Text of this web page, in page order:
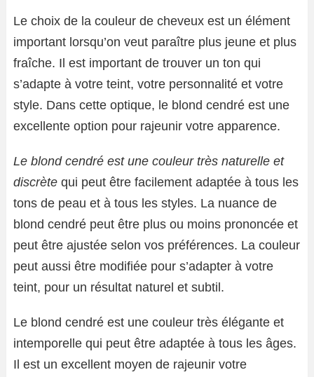
Le choix de la couleur de cheveux est un élément
important lorsqu’on veut paraître plus jeune et plus
fraîche. Il est important de trouver un ton qui
s’adapte à votre teint, votre personnalité et votre
style. Dans cette optique, le blond cendré est une
excellente option pour rajeunir votre apparence.
Le blond cendré est une couleur très naturelle et
discrète qui peut être facilement adaptée à tous les
tons de peau et à tous les styles. La nuance de
blond cendré peut être plus ou moins prononcée et
peut être ajustée selon vos préférences. La couleur
peut aussi être modifiée pour s’adapter à votre
teint, pour un résultat naturel et subtil.
Le blond cendré est une couleur très élégante et
intemporelle qui peut être adaptée à tous les âges.
Il est un excellent moyen de rajeunir votre